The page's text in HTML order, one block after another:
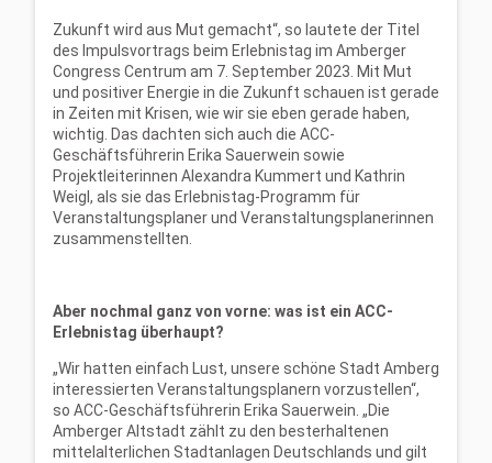
Zukunft wird aus Mut gemacht“, so lautete der Titel
des Impulsvortrags beim Erlebnistag im Amberger
Congress Centrum am 7. September 2023. Mit Mut
und positiver Energie in die Zukunft schauen ist gerade
in Zeiten mit Krisen, wie wir sie eben gerade haben,
wichtig. Das dachten sich auch die ACC-
Geschäftsführerin Erika Sauerwein sowie
Projektleiterinnen Alexandra Kummert und Kathrin
Weigl, als sie das Erlebnistag-Programm für
Veranstaltungsplaner und Veranstaltungsplanerinnen
zusammenstellten.
Aber nochmal ganz von vorne: was ist ein ACC-
Erlebnistag überhaupt?
„Wir hatten einfach Lust, unsere schöne Stadt Amberg
interessierten Veranstaltungsplanern vorzustellen“,
so ACC-Geschäftsführerin Erika Sauerwein. „Die
Amberger Altstadt zählt zu den besterhaltenen
mittelalterlichen Stadtanlagen Deutschlands und gilt